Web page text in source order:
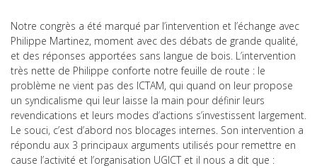
Notre congrès a été marqué par l’intervention et l’échange avec
Philippe Martinez, moment avec des débats de grande qualité,
et des réponses apportées sans langue de bois. L’intervention
très nette de Philippe conforte notre feuille de route : le
problème ne vient pas des ICTAM, qui quand on leur propose
un syndicalisme qui leur laisse la main pour définir leurs
revendications et leurs modes d’actions s’investissent largement.
Le souci, c’est d’abord nos blocages internes. Son intervention a
répondu aux 3 principaux arguments utilisés pour remettre en
cause l’activité et l’organisation UGICT et il nous a dit que :